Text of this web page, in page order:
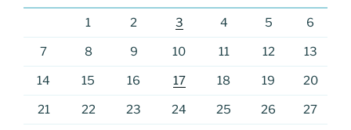
1 2 3 4 5 6
7 8 9 10 11 12 13
14 15 16 17 18 19 20
21 22 23 24 25 26 27